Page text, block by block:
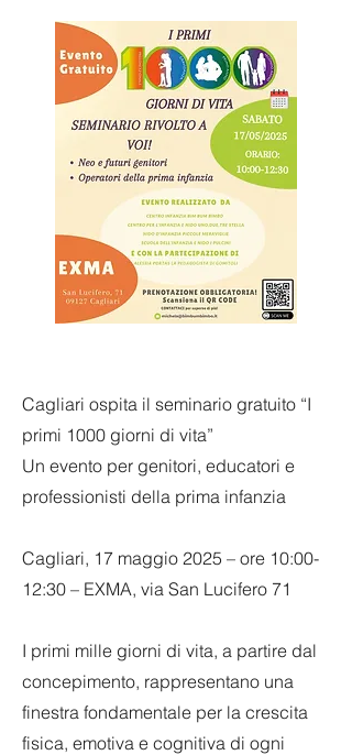
Cagliari ospita il seminario gratuito “I
primi 1000 giorni di vita”
Un evento per genitori, educatori e
professionisti della prima infanzia
Cagliari, 17 maggio 2025 – ore 10:00-
12:30 – EXMA, via San Lucifero 71
I primi mille giorni di vita, a partire dal
concepimento, rappresentano una
finestra fondamentale per la crescita
fisica, emotiva e cognitiva di ogni